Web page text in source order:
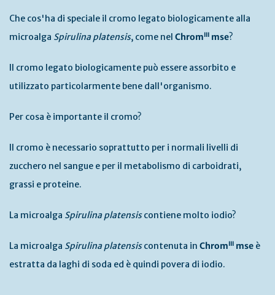
Che cos'ha di speciale il cromo legato biologicamente alla
microalga Spirulina platensis, come nel ChromIII mse?
Il cromo legato biologicamente può essere assorbito e
utilizzato particolarmente bene dall'organismo.
Per cosa è importante il cromo?
Il cromo è necessario soprattutto per i normali livelli di
zucchero nel sangue e per il metabolismo di carboidrati,
grassi e proteine.
La microalga Spirulina platensiscontiene molto iodio?
La microalga Spirulina platensiscontenuta in ChromIII mse è
estratta da laghi di soda ed è quindi povera di iodio.